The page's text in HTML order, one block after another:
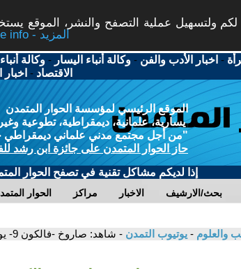
ولتسهيل عملية التصفح والنشر، الموقع
More info - المزيد
- اخبار الأدب والفن -وكالة أنباء اليسار -وكالة
الاقتصاد -
الموقع الرئيسي لمؤسسة الحوار المتمدن
يسارية، علمانية، ديمقراطية، تطوعية
"من أجل مجتمع مدني علماني ديمقراطي
حاز الحوار المتمدن على جائزة ابن رشد
إذا لديكم مشاكل تقنية في تصفح الحوار
الحوار مراكز الاخبار بحث/الارشيف
والعلوم - يوتيوب التمدن - شاهد: صاروخ -فالكون 9- يوصل قمراً اصطناعياً إلى الفضاء ويعود إلى الأرض